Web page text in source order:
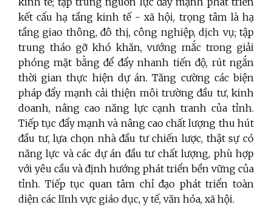
kết cấu hạ tầng kinh tế - xã hội, trọng tâm là hạ
tầng giao thông, đô thị, công nghiệp, dịch vụ; tập
trung tháo gỡ khó khăn, vướng mắc trong giải
phóng mặt bằng để đẩy nhanh tiến độ, rút ngắn
thời gian thực hiện dự án. Tăng cường các biện
pháp đẩy mạnh cải thiện môi trường đầu tư, kinh
doanh, nâng cao năng lực cạnh tranh của tỉnh.
Tiếp tục đẩy mạnh và nâng cao chất lượng thu hút
đầu tư, lựa chọn nhà đầu tư chiến lược, thật sự có
năng lực và các dự án đầu tư chất lượng, phù hợp
với yêu cầu và định hướng phát triển bền vững của
tỉnh. Tiếp tục quan tâm chỉ đạo phát triển toàn
diện các lĩnh vực giáo dục, y tế, văn hóa, xã hội.